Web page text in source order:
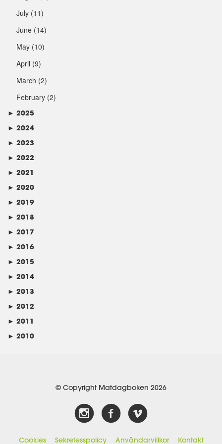
July (11)
June (14)
May (10)
April (9)
March (2)
February (2)
► 2025
► 2024
► 2023
► 2022
► 2021
► 2020
► 2019
► 2018
► 2017
► 2016
► 2015
► 2014
► 2013
► 2012
► 2011
► 2010
© Copyright Matdagboken 2026
Cookies Sekretesspolicy Användarvillkor Kontakt